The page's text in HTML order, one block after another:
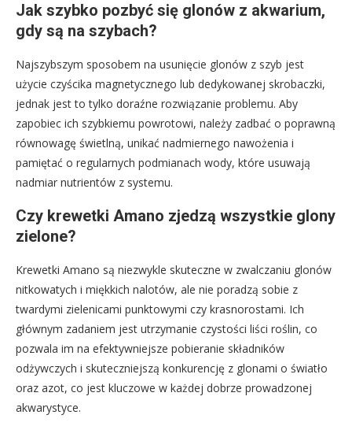
Jak szybko pozbyć się glonów z akwarium,
gdy są na szybach?
Najszybszym sposobem na usunięcie glonów z szyb jest
użycie czyścika magnetycznego lub dedykowanej skrobaczki,
jednak jest to tylko doraźne rozwiązanie problemu. Aby
zapobiec ich szybkiemu powrotowi, należy zadbać o poprawną
równowagę świetlną, unikać nadmiernego nawożenia i
pamiętać o regularnych podmianach wody, które usuwają
nadmiar nutrientów z systemu.
Czy krewetki Amano zjedzą wszystkie glony
zielone?
Krewetki Amano są niezwykle skuteczne w zwalczaniu glonów
nitkowatych i miękkich nalotów, ale nie poradzą sobie z
twardymi zielenicami punktowymi czy krasnorostami. Ich
głównym zadaniem jest utrzymanie czystości liści roślin, co
pozwala im na efektywniejsze pobieranie składników
odżywczych i skuteczniejszą konkurencję z glonami o światło
oraz azot, co jest kluczowe w każdej dobrze prowadzonej
akwarystyce.